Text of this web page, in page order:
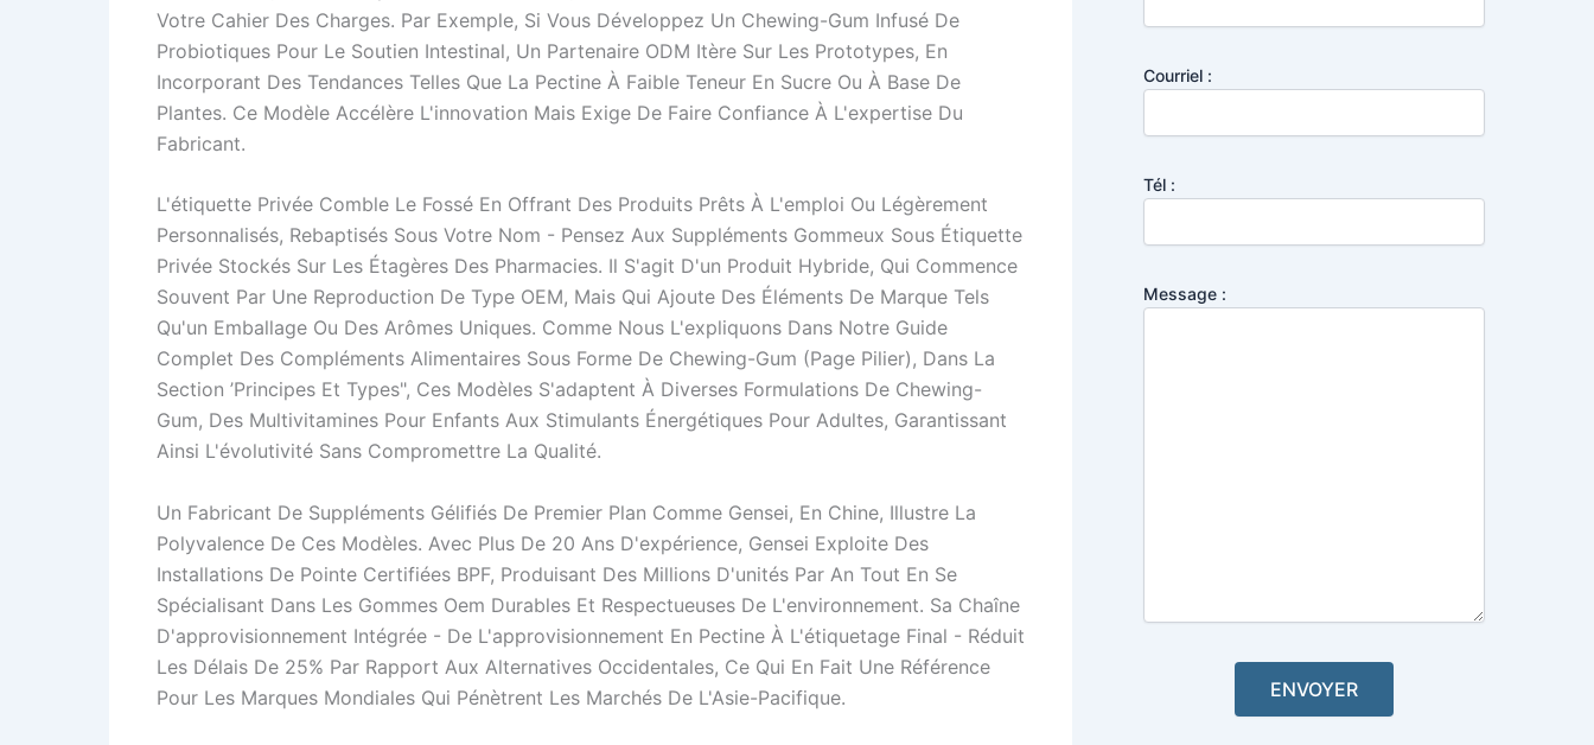
Votre Cahier Des Charges. Par Exemple, Si Vous Développez Un Chewing-Gum Infusé De
Probiotiques Pour Le Soutien Intestinal, Un Partenaire ODM Itère Sur Les Prototypes, En
Incorporant Des Tendances Telles Que La Pectine À Faible Teneur En Sucre Ou À Base De
Plantes. Ce Modèle Accélère L'innovation Mais Exige De Faire Confiance À L'expertise Du
Fabricant.
L'étiquette Privée Comble Le Fossé En Offrant Des Produits Prêts À L'emploi Ou Légèrement
Personnalisés, Rebaptisés Sous Votre Nom - Pensez Aux Suppléments Gommeux Sous Étiquette
Privée Stockés Sur Les Étagères Des Pharmacies. Il S'agit D'un Produit Hybride, Qui Commence
Souvent Par Une Reproduction De Type OEM, Mais Qui Ajoute Des Éléments De Marque Tels
Qu'un Emballage Ou Des Arômes Uniques. Comme Nous L'expliquons Dans Notre Guide
Complet Des Compléments Alimentaires Sous Forme De Chewing-Gum (page Pilier), Dans La
Section ’Principes Et Types", Ces Modèles S'adaptent À Diverses Formulations De Chewing-
Gum, Des Multivitamines Pour Enfants Aux Stimulants Énergétiques Pour Adultes, Garantissant
Ainsi L'évolutivité Sans Compromettre La Qualité.
Un Fabricant De Suppléments Gélifiés De Premier Plan Comme Gensei, En Chine, Illustre La
Polyvalence De Ces Modèles. Avec Plus De 20 Ans D'expérience, Gensei Exploite Des
Installations De Pointe Certifiées BPF, Produisant Des Millions D'unités Par An Tout En Se
Spécialisant Dans Les Gommes Oem Durables Et Respectueuses De L'environnement. Sa Chaîne
D'approvisionnement Intégrée - De L'approvisionnement En Pectine À L'étiquetage Final - Réduit
Les Délais De 25% Par Rapport Aux Alternatives Occidentales, Ce Qui En Fait Une Référence
Pour Les Marques Mondiales Qui Pénètrent Les Marchés De L'Asie-Pacifique.
Courriel :
Tél :
Message :